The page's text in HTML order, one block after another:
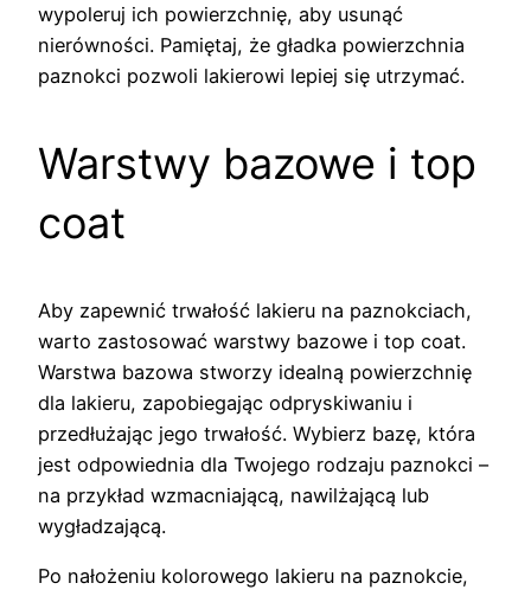
wypoleruj ich powierzchnię, aby usunąć
nierówności. Pamiętaj, że gładka powierzchnia
paznokci pozwoli lakierowi lepiej się utrzymać.
Warstwy bazowe i top
coat
Aby zapewnić trwałość lakieru na paznokciach,
warto zastosować warstwy bazowe i top coat.
Warstwa bazowa stworzy idealną powierzchnię
dla lakieru, zapobiegając odpryskiwaniu i
przedłużając jego trwałość. Wybierz bazę, która
jest odpowiednia dla Twojego rodzaju paznokci –
na przykład wzmacniającą, nawilżającą lub
wygładzającą.
Po nałożeniu kolorowego lakieru na paznokcie,